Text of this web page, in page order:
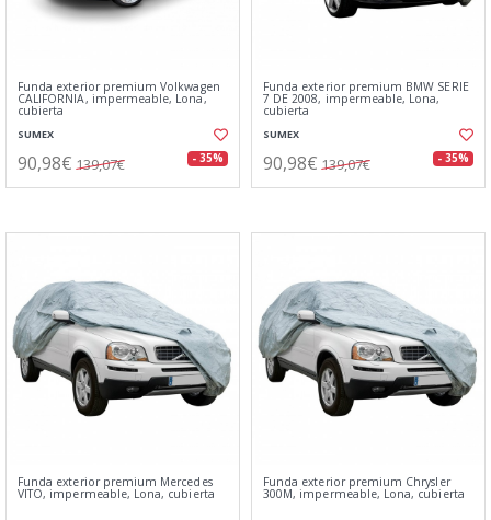
Funda exterior premium Volkwagen
CALIFORNIA, impermeable, Lona,
cubierta
SUMEX
90,98€ 139,07€ - 35%
Funda exterior premium BMW SERIE
7 DE 2008, impermeable, Lona,
cubierta
SUMEX
90,98€ 139,07€ - 35%
Funda exterior premium Mercedes
VITO, impermeable, Lona, cubierta
Funda exterior premium Chrysler
300M, impermeable, Lona, cubierta